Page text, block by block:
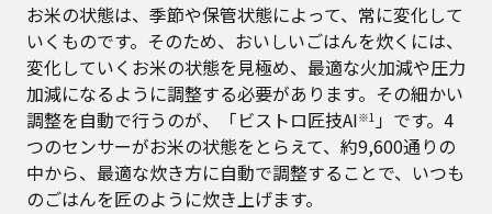
お米の状態は、季節や保管状態によって、常に変化して
いくものです。そのため、おいしいごはんを炊くには、
変化していくお米の状態を見極め、最適な火加減や圧力
加減になるように調整する必要があります。その細かい
調整を自動で行うのが、「ビストロ匠技AI※1」です。4
つのセンサーがお米の状態をとらえて、約9,600通りの
中から、最適な炊き方に自動で調整することで、いつも
のごはんを匠のように炊き上げます。